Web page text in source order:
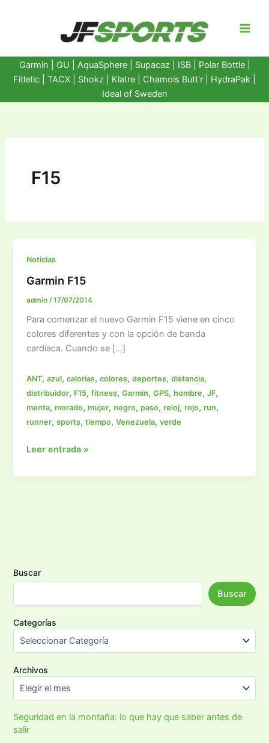
Garmin GU AquaSphere| Supacaz | ISB | Polar Bottle|
Fitletic
TACX Shokz Klatre Chamois Butt'r HydraPak
Ideal of Sweden
F15
Noticias
Garmin F15
admin /17/07/2014
Para comenzar el nuevo Garmin F15 viene en cinco
colores diferentes y con la opción de banda
cardíaca. Cuando se […]
ANT,azul,calorías,colores,deportes,distancia,
distribuidor, F15,fitness,Garmin,GPS,hombre,JF,
menta,morado,mujer,negro,paso,reloj,rojo,run,
runner,sports,tiempo,Venezuela,verde
Garmin
Leer entrada »
Buscar
Buscar
Categorías
Archivos
Seguridad en la montaña: lo que hay que saber antes de
salir